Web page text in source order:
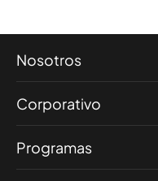
Nosotros
Corporativo
Programas